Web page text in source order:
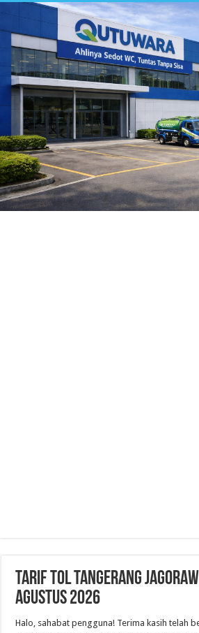
Tarif Tol Tangerang
Agustus 2026
Halo, sahabat pengguna! Terima kasih telah